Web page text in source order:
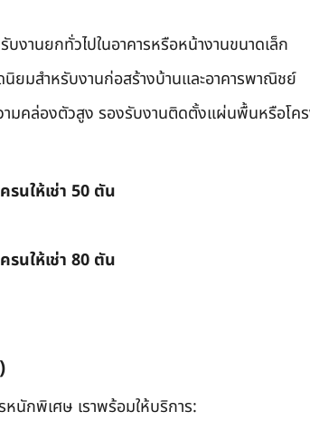
รับงานยกทั่วไปในอาคารหรือหน้างานขนาดเล็ก
ยมสำหรับงานก่อสร้างบ้านและอาคารพาณิชย์
มคล่องตัวสูง รองรับงานติดตั้งแผ่นพื้นหรือโค
รนให้เช่า 50 ตัน
รนให้เช่า 80 ตัน
นักพิเศษ เราพร้อมให้บริการ: